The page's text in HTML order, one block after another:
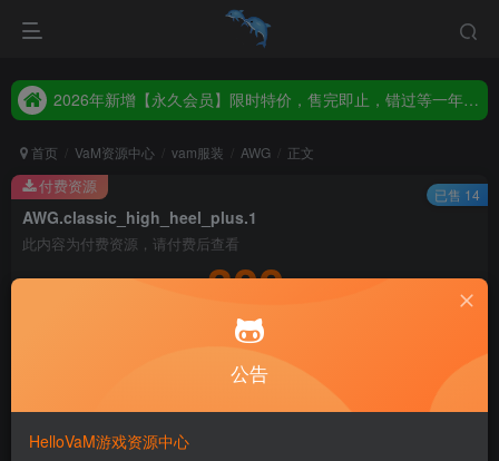
2026年新增【永久会员】限时特价，售完即止，错过等一年！！！
2026年新增【永久会员】限时特价，售完即止，错过等一年！！！
首页 VaM资源中心 vam服装 AWG 正文
AWG.classic_high_heel_plus.1
此内容为付费资源，请付费后查看
300
永久至尊会员终生有效
会员免费下载资源
主流网盘——高速下载
支付页面打不开或支付后不跳转请联系QQ：3317425885
付费资源 已售 14
公告
HelloVaM游戏资源中心